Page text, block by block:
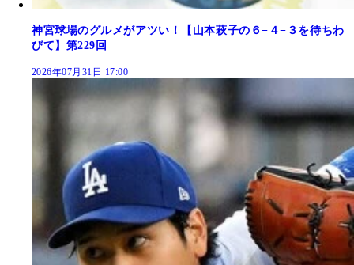
神宮球場のグルメがアツい！【山本萩子の６−４−３を待ちわ
びて】第229回
2026年07月31日 17:00